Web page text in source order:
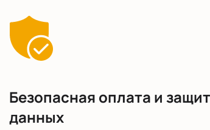
варианты размещения для компаний и
консультации по вопросам заказа билетов
Обратите внимание, возможна смена
Актёрский состав:
Даниил Кирилко,
Безопасная оплата и
данных